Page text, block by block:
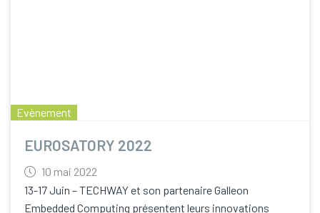
Evènement
EUROSATORY 2022
10 mai 2022
13-17 Juin – TECHWAY et son partenaire Galleon
Embedded Computing présentent leurs innovations